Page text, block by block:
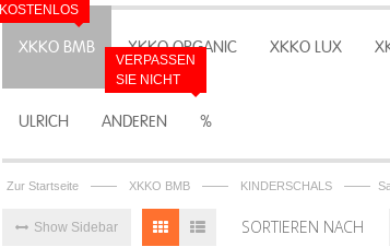
XKKO BMB
KOSTENLOS
XKKO ORGANIC XKKO LUX
ULRICH ANDEREN %
VERPASSEN
SIE NICHT
Zur Startseite —— XKKO BMB —— KINDERSCHALS ——
Show Sidebar SORTIEREN NACH